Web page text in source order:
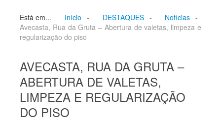
Percursos e Roteiros
GALERIA DE FOTOS
Está em... Início - DESTAQUES - Notícias -
Avecasta, Rua da Gruta – Abertura de valetas, limpeza e
regularização do piso
AVECASTA, RUA DA GRUTA –
ABERTURA DE VALETAS,
LIMPEZA E REGULARIZAÇÃO
DO PISO